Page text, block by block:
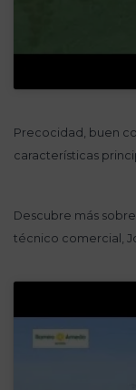
Precocidad, buen
características
Descubre más
técnico comercial,